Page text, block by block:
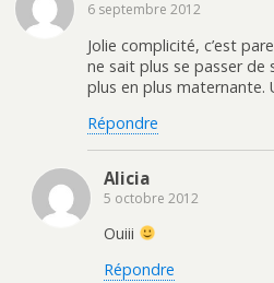
6 septembre 2012
Jolie complicité, c’est
ne sait plus se passer de
plus en plus maternante.
Répondre
Alicia
5 octobre 2012
Ouiii
Répondre